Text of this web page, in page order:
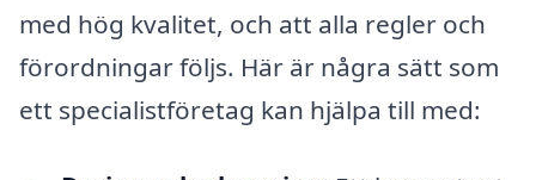
med hög kvalitet, och att alla regler och
förordningar följs. Här är några sätt som
ett specialistföretag kan hjälpa till med: